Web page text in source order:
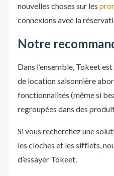
nouvelles choses sur les
connexions avec la
Notre
Dans l’ensemble, Tokeet
de location saisonnière
fonctionnalités (même si
regroupées dans des
Si vous recherchez une
les cloches et les sifflets,
d’essayer Tokeet.